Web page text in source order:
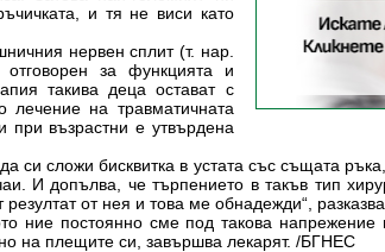
и тя не виси като
нервен сплит (т. нар.
за функцията и
такива деца остават с
лечение на травматичната
при възрастни е утвърдена
си сложи бисквитка в устата със същата
И допълва, че търпението в такъв тип
от нея и това ме обнадежди“,
ние постоянно сме под такова напрежение
на плещите си, завършва лекарят. /БГНЕС